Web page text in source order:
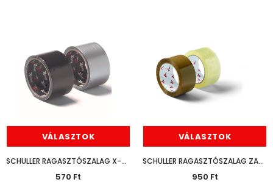
VÁLASZTOK
SCHULLER RAGASZTÓSZALAG X-WAY 10M
570 Ft
VÁLASZTOK
SCHULLER RAGASZTÓSZALAG ZAJTALAN 48MM*66M
950 Ft